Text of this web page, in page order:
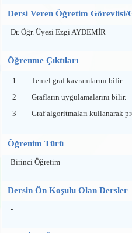
Dersi Veren Öğretim Görevlisi/
Dr. Öğr. Üyesi Ezgi AYDEMİR
Öğrenme Çıktıları
1
Temel graf kavramlarını bilir.
2
Grafların uygulamalarını bilir.
3
Graf algoritmaları kullanarak
Öğrenim Türü
Birinci Öğretim
Dersin Ön Koşulu Olan Dersler
-